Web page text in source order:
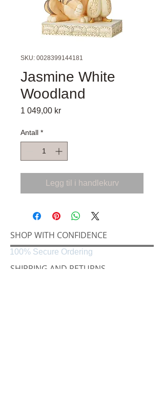
SKU: 0028399144181
Jasmine White
Woodland
1 049,00 krPris
Antall *
Legg til i handlekurv
SHOP WITH CONFIDENCE
SHIPPING AND RETURNS
100% Secure Ordering